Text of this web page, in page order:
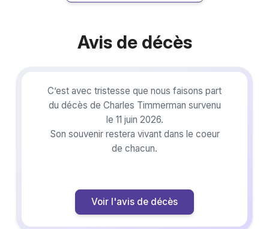
Avis de décès
C’est avec tristesse que nous faisons part
du décès de Charles Timmerman survenu
le 11 juin 2026.
Son souvenir restera vivant dans le coeur
de chacun.
Voir l'avis de décès